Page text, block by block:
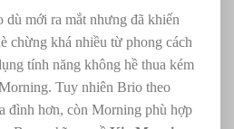
dù mới ra mắt nhưng đã khiến
chừng khá nhiều từ phong cách
tính năng không hề thua kém
Tuy nhiên Brio theo
đình hơn, còn Morning phù hợp